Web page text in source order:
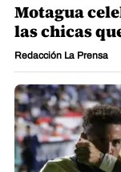
Motagua
las chicas
Redacción La Prensa